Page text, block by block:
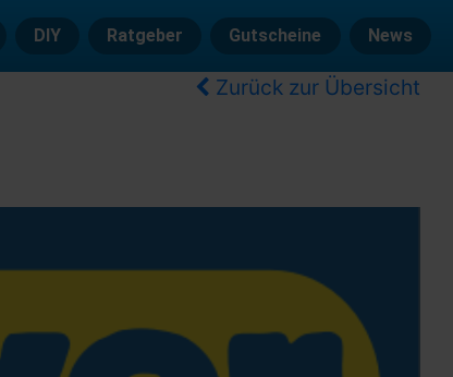
DIY Ratgeber Gutscheine News
Zurück zur Übersicht